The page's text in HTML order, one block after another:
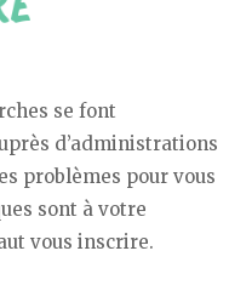
se font
d’administrations
problèmes pour vous
sont à votre
vous inscrire.